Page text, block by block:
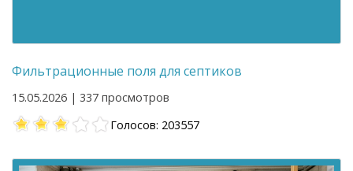
Фильтрационные поля для септиков
15.05.2026 | 337 просмотров
Голосов: 203557